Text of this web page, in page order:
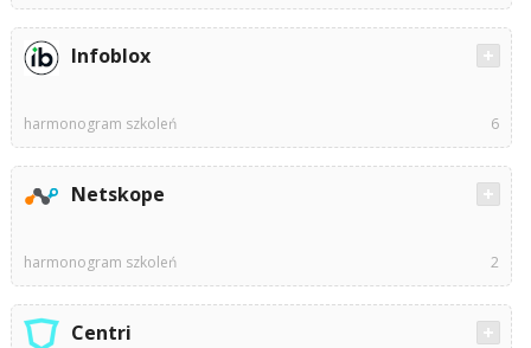
Infoblox
harmonogram szkoleń 6
Netskope
harmonogram szkoleń 2
Centri